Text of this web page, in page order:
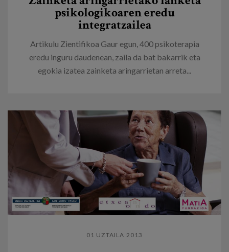
psikologikoaren eredu
integratzailea
Artikulu Zientifikoa Gaur egun, 400 psikoterapia
eredu inguru daudenean, zaila da bat bakarrik eta
egokia izatea zainketa aringarrietan arreta...
01 UZTAILA 2013